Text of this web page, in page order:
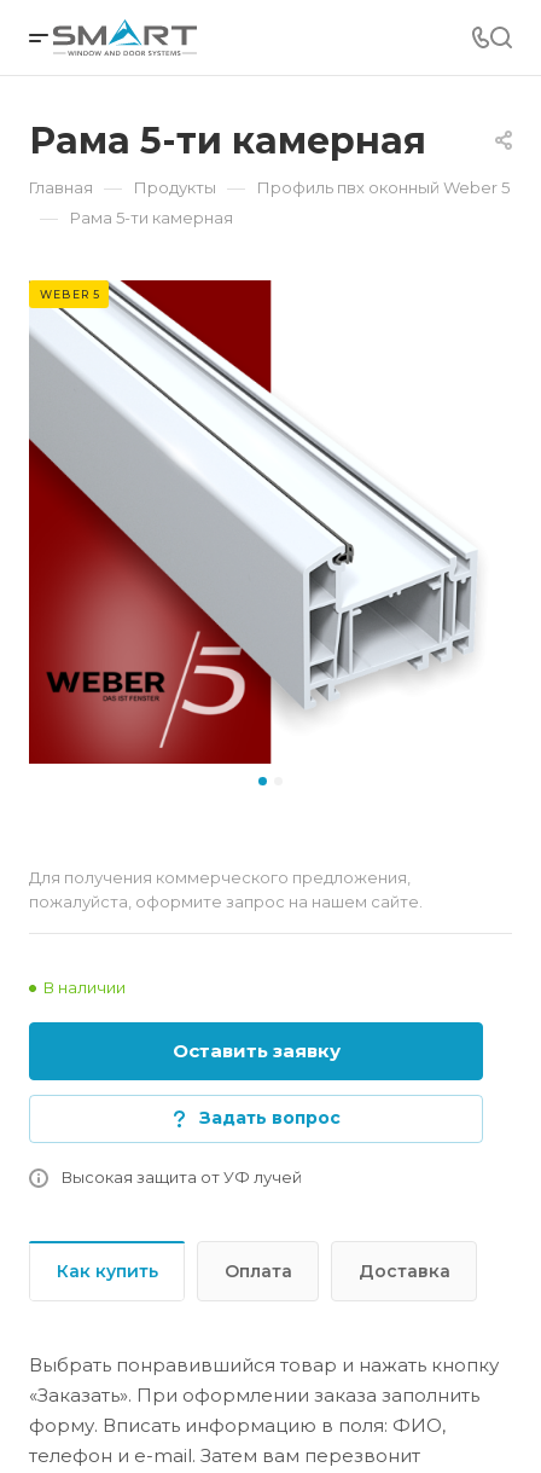
Рама 5-ти камерная
Главная — Продукты — Профиль пвх оконный Weber 5
— Рама 5-ти камерная
WEBER 5
Для получения коммерческого предложения,
пожалуйста, оформите запрос на нашем сайте.
В наличии
Оставить заявку
Задать вопрос
Высокая защита от УФ лучей
Как купить Оплата Доставка
Выбрать понравившийся товар и нажать кнопку
«Заказать». При оформлении заказа заполнить
форму. Вписать информацию в поля: ФИО,
телефон и e-mail. Затем вам перезвонит